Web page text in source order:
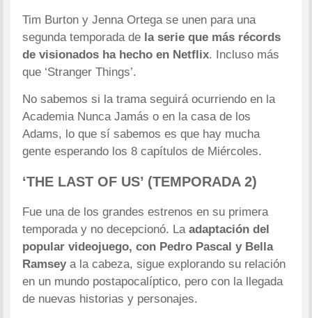
Tim Burton y Jenna Ortega se unen para una
segunda temporada de la serie que más récords
de visionados ha hecho en Netflix. Incluso más
que ‘Stranger Things’.
No sabemos si la trama seguirá ocurriendo en la
Academia Nunca Jamás o en la casa de los
Adams, lo que sí sabemos es que hay mucha
gente esperando los 8 capítulos de Miércoles.
‘THE LAST OF US’ (TEMPORADA 2)
Fue una de los grandes estrenos en su primera
temporada y no decepcionó. Laadaptación del
popular videojuego, con Pedro Pascal y Bella
Ramseya la cabeza, sigue explorando su relación
en un mundo postapocalíptico, pero con la llegada
de nuevas historias y personajes.